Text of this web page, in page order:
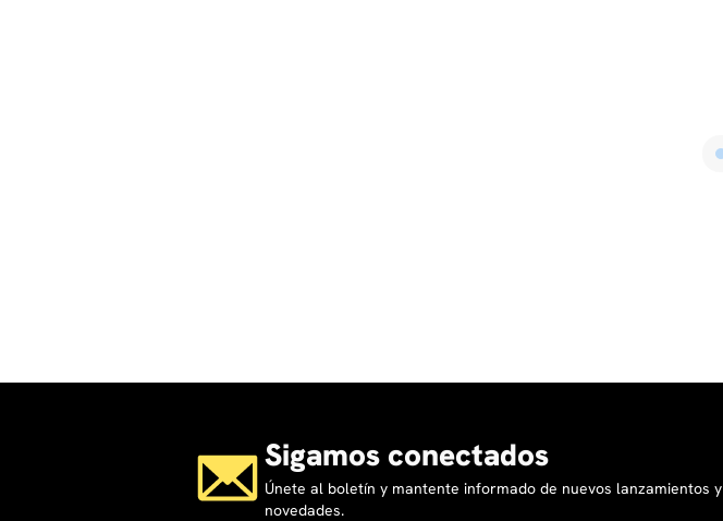
Sigamos conectados
Únete al boletín y mantente informado de nuevos lanzamientos y
novedades.